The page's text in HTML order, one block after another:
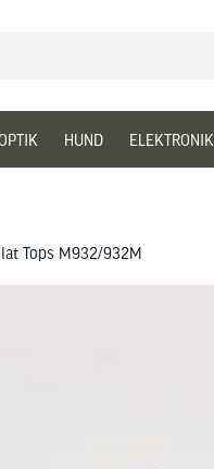
HUND ELEKTRONIK
Tops M932/932M